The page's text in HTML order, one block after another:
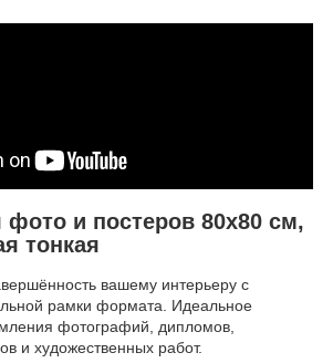
и постеров 80х80 см,
тонкая
вашему интерьеру с
рамки формата. Идеальное
фотографий, дипломов,
и художественных работ.